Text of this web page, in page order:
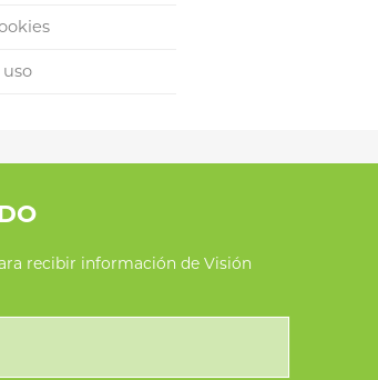
recibir información de Visión